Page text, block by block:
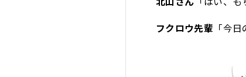
フクロウ先輩 「今